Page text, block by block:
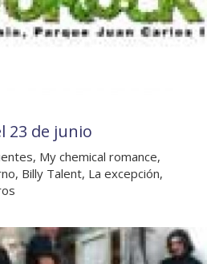
23 de junio
My chemical romance,
Billy Talent, La excepción,